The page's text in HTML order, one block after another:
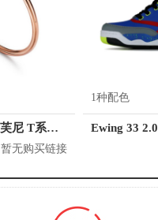
Tiffany&Co./蒂芙尼 T系列 18K玫瑰金手镯
暂无购买链接
1种配色
Ewing 33 2.0